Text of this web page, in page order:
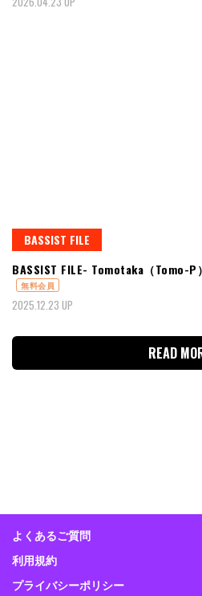
BASSIST FILE
BASSIST FILE- Tomotaka（Tomo-
無料会員
2025.12.23 UP
READ
よくあるご質問
利用規約
プライバシーポリシー